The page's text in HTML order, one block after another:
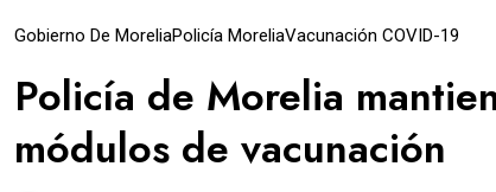
Gobierno De MoreliaPolicía MoreliaVacunación COVID-19
Policía de Morelia
módulos de vacunación